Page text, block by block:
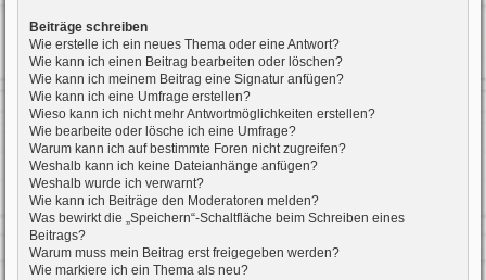
Beiträge schreiben
Wie erstelle ich ein neues Thema oder eine Antwort?
Wie kann ich einen Beitrag bearbeiten oder löschen?
Wie kann ich meinem Beitrag eine Signatur anfügen?
Wie kann ich eine Umfrage erstellen?
Wieso kann ich nicht mehr Antwortmöglichkeiten erstellen?
Wie bearbeite oder lösche ich eine Umfrage?
Warum kann ich auf bestimmte Foren nicht zugreifen?
Weshalb kann ich keine Dateianhänge anfügen?
Weshalb wurde ich verwarnt?
Wie kann ich Beiträge den Moderatoren melden?
Was bewirkt die „Speichern“-Schaltfläche beim Schreiben eines
Beitrags?
Warum muss mein Beitrag erst freigegeben werden?
Wie markiere ich ein Thema als neu?